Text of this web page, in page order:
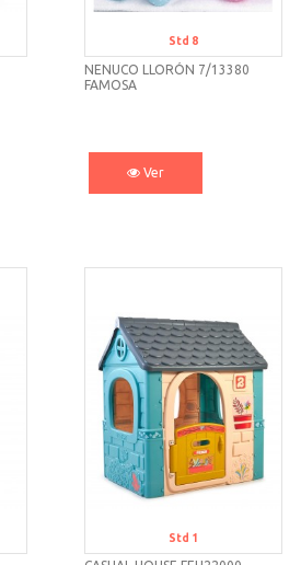
Std 8
NENUCO LLORÓN 7/13380
FAMOSA
Ver
Std 1